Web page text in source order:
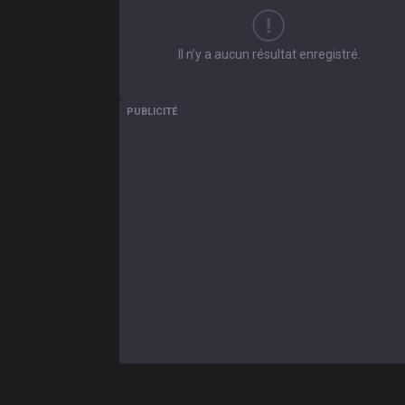
Il n’y a aucun résultat enregistré.
PUBLICITÉ